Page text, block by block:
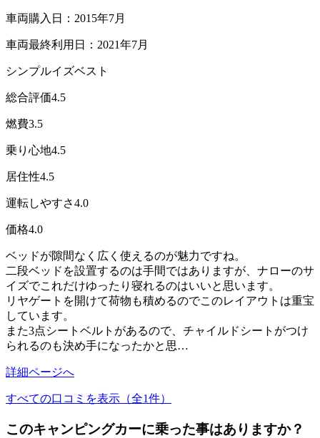
車両購入日：2015年7月
車両最終利用日：2021年7月
シンプルイズベスト
総合評価4.5
燃費3.5
乗り心地4.5
居住性4.5
運転しやすさ4.0
価格4.0
ベッドが隙間なく広く使えるのが魅力ですね。
二段ベッドを設置するのは手間ではありますが、ナローのサ
イズでこれだけゆったり寝れるのはいいと思います。
リヤゲートを開けて荷物も積めるのでこのレイアウトは重宝
しています。
また3点シートベルトがあるので、チャイルドシートがつけ
られるのも決め手になったかと思…
詳細ページへ
すべての口コミを表示（全1件）
このキャンピングカーに乗った事はありますか？